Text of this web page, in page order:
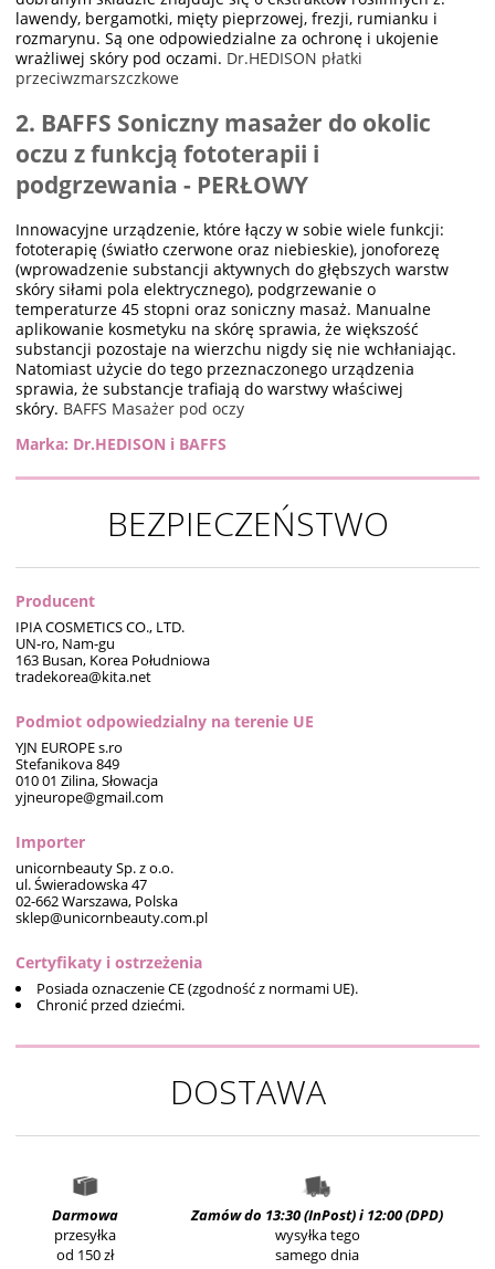
lawendy, bergamotki, mięty pieprzowej, frezji, rumianku i
rozmarynu. Są one odpowiedzialne za ochronę i ukojenie
wrażliwej skóry pod oczami. Dr.HEDISON płatki
przeciwzmarszczkowe
2. BAFFS Soniczny masażer do okolic
oczu z funkcją fototerapii i
podgrzewania - PERŁOWY
Innowacyjne urządzenie, które łączy w sobie wiele funkcji:
fototerapię (światło czerwone oraz niebieskie), jonoforezę
(wprowadzenie substancji aktywnych do głębszych warstw
skóry siłami pola elektrycznego), podgrzewanie o
temperaturze 45 stopni oraz soniczny masaż. Manualne
aplikowanie kosmetyku na skórę sprawia, że większość
substancji pozostaje na wierzchu nigdy się nie wchłaniając.
Natomiast użycie do tego przeznaczonego urządzenia
sprawia, że substancje trafiają do warstwy właściwej
skóry. BAFFS Masażer pod oczy
Marka: Dr.HEDISON i BAFFS
BEZPIECZEŃSTWO
Producent
IPIA COSMETICS CO., LTD.
UN-ro, Nam-gu
163 Busan, Korea Południowa
tradekorea@kita.net
Podmiot odpowiedzialny na terenie UE
YJN EUROPE s.ro
Stefanikova 849
010 01 Zilina, Słowacja
yjneurope@gmail.com
Importer
unicornbeauty Sp. z o.o.
ul. Świeradowska 47
02-662 Warszawa, Polska
sklep@unicornbeauty.com.pl
Certyfikaty i ostrzeżenia
Posiada oznaczenie CE (zgodność z normami UE).
Chronić przed dziećmi.
DOSTAWA
Darmowa
przesyłka
od 150 zł
Zamów do 13:30 (InPost) i 12:00 (DPD)
wysyłka tego
samego dnia